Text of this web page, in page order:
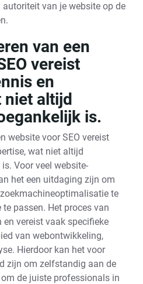
van je website op de
van een
vereist
en
niet altijd
is.
website voor SEO vereist
wat niet altijd
Voor veel website-
het een uitdaging zijn om
te
passen. Het proces van
vereist vaak specifieke
van webontwikkeling,
Hierdoor kan het voor
zijn om zelfstandig aan de
de juiste professionals in